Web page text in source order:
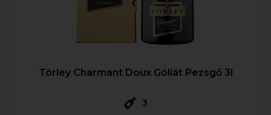
Törley Charmant Doux Góliát Pezsgő 3l
3